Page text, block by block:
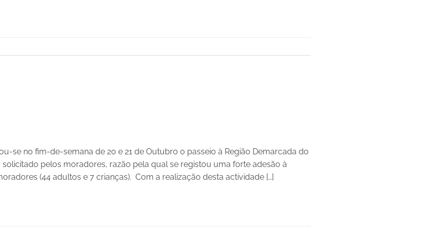
se no fim-de-semana de 20 e 21 de Outubro o passeio à Região Demarcada do
solicitado pelos moradores, razão pela qual se registou uma forte adesão à
(44 adultos e 7 crianças). Com a realização desta actividade […]